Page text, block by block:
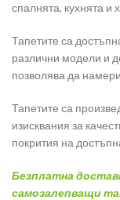
спалнята, кухнята и
Тапетите са
различни модели и
позволява да
Тапетите са
изисквания за
покрития на
Безплатна
самозалепващи